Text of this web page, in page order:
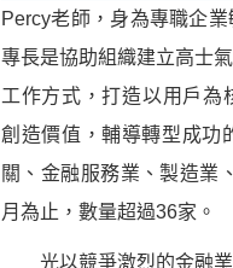
Percy老師，身為專職企
專長是協助組織建立高士
工作方式，打造以用戶為
創造價值，輔導轉型成功
關、金融服務業、製造業
月為止，數量超過36家。
光以競爭激烈的金融業